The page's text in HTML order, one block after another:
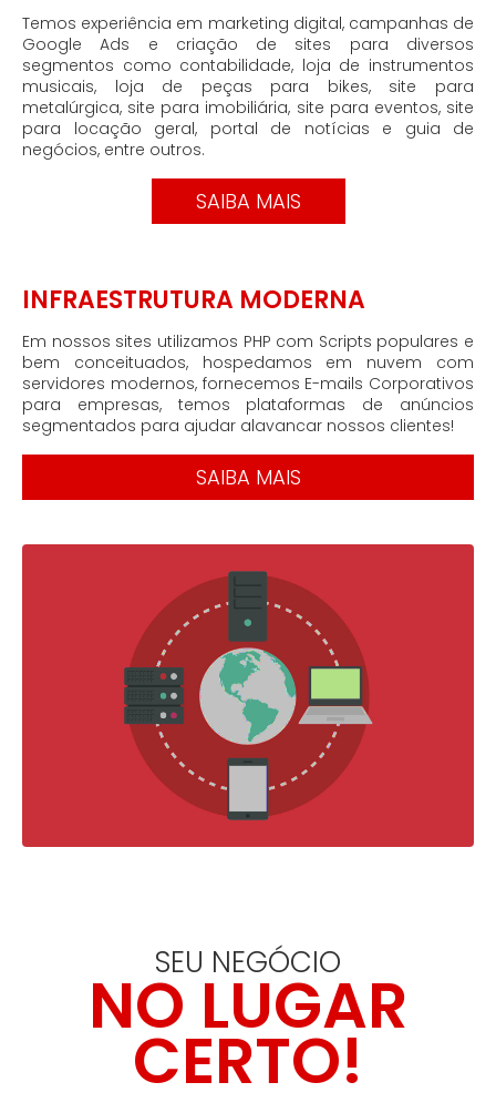
Temos experiência em marketing digital, campanhas de
Google Ads e criação de sites para diversos
segmentos como contabilidade, loja de instrumentos
musicais, loja de peças para bikes, site para
metalúrgica, site para imobiliária, site para eventos, site
para locação geral, portal de notícias e guia de
negócios, entre outros.
SAIBA MAIS
INFRAESTRUTURA MODERNA
Em nossos sites utilizamos PHP com Scripts populares e
bem conceituados, hospedamos em nuvem com
servidores modernos, fornecemos E-mails Corporativos
para empresas, temos plataformas de anúncios
segmentados para ajudar alavancar nossos clientes!
SAIBA MAIS
SEU NEGÓCIO
NO LUGAR
CERTO!